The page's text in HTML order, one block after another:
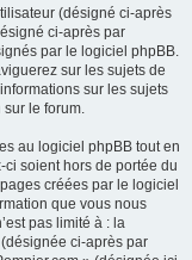
(désigné ci-après
ci-après par
par le logiciel phpBB.
sur les sujets de
sur les sujets
le forum.
au logiciel phpBB tout en
soient hors de portée du
créées par le logiciel
que vous nous
pas limité à : la
ci-après par